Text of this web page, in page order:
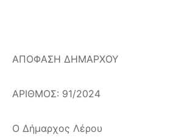
ΑΠΟΦΑΣΗ ΔΗΜΑΡΧΟΥ
ΑΡΙΘΜΟΣ: 91/2024
Ο Δήμαρχος Λέρου